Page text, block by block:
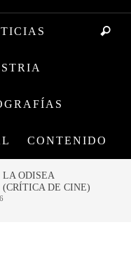
CONTENIDO